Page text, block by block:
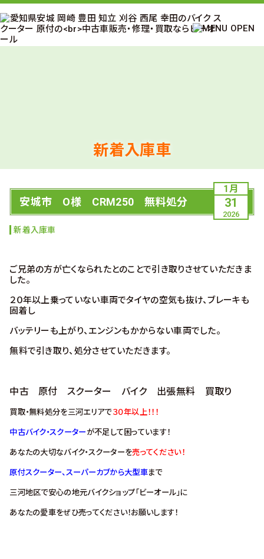
新着入庫車
1月
31
2026
安城市 O様 CRM250 無料処分
新着入庫車
ご兄弟の方が亡くなられたとのことで引き取りさせていただきま
した。
２０年以上乗っていない車両でタイヤの空気も抜け、ブレーキも
固着し
バッテリーも上がり、エンジンもかからない車両でした。
無料で引き取り、処分させていただきます。
中古 原付 スクーター バイク 出張無料 買取り
買取・無料処分を三河エリアで３０年以上！！！
中古バイク・スクーター が不足して困っています！
あなたの大切なバイク・スクーターを売ってください！
原付スクーター、スーパーカブから大型車まで
三河地区で安心の地元バイクショップ「ビーオール」に
あなたの愛車をぜひ売ってください！お願いします！